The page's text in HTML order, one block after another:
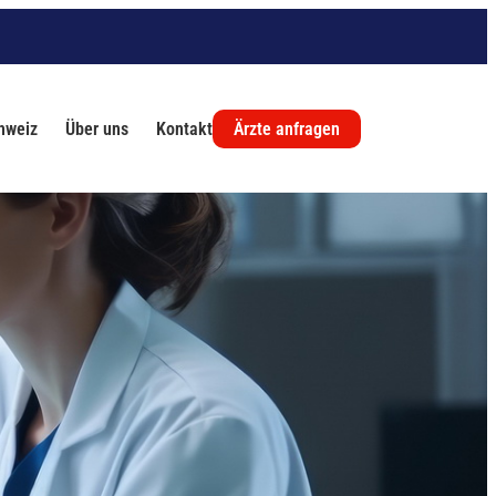
Über uns Kontakt Ärzte anfragen